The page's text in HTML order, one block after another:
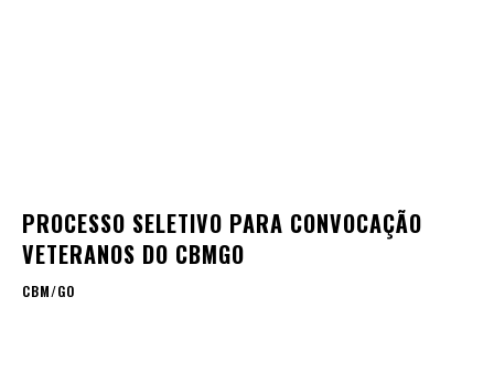
PROCESSO SELETIVO PARA CONVOCAÇÃO
VETERANOS DO CBMGO
CBM/GO